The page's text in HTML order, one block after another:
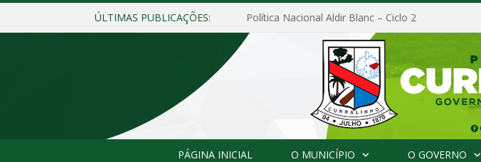
ÚLTIMAS PUBLICAÇÕES: Política Nacional Aldir Blanc – Ciclo 2
PÁGINA INICIAL O MUNICÍPIO O GOVERNO